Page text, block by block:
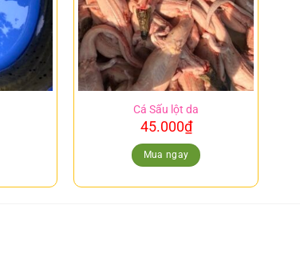
Cá Sấu lột da
45.000₫
Mua ngay